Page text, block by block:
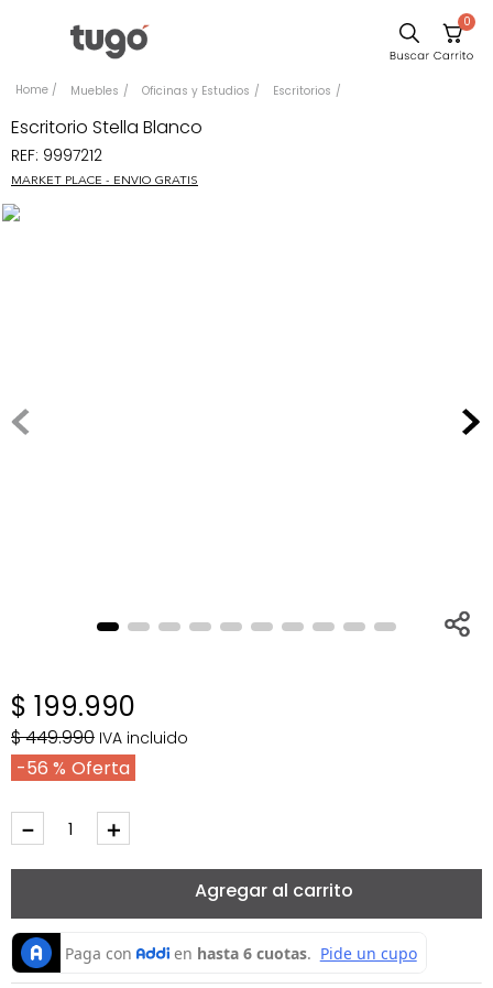
0
Muebles Oficinas y Estudios Escritorios
Escritorio Stella Blanco
REF: 9997212
MARKET PLACE - ENVIO GRATIS
$ 199.990
$449.990 IVA incluido
56 %
＋
－
Agregar al carrito
Comedor
Escritorio
Sillas